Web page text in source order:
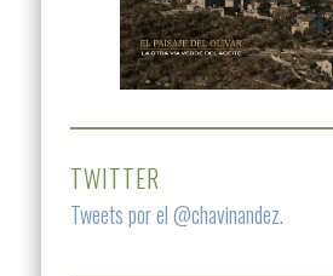
TWITTER
Tweets por el @chavinandez.